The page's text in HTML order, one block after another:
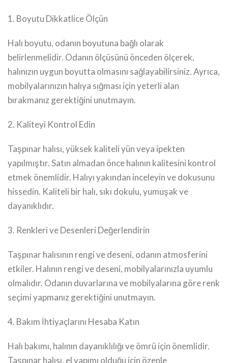
1. Boyutu Dikkatlice Ölçün
Halı boyutu, odanın boyutuna bağlı olarak
belirlenmelidir. Odanın ölçüsünü önceden ölçerek,
halınızın uygun boyutta olmasını sağlayabilirsiniz. Ayrıca,
mobilyalarınızın halıya sığması için yeterli alan
bırakmanız gerektiğini unutmayın.
2. Kaliteyi Kontrol Edin
Taşpınar halısı, yüksek kaliteli yün veya ipekten
yapılmıştır. Satın almadan önce halının kalitesini kontrol
etmek önemlidir. Halıyı yakından inceleyin ve dokusunu
hissedin. Kaliteli bir halı, sıkı dokulu, yumuşak ve
dayanıklıdır.
3. Renkleri ve Desenleri Değerlendirin
Taşpınar halısının rengi ve deseni, odanın atmosferini
etkiler. Halının rengi ve deseni, mobilyalarınızla uyumlu
olmalıdır. Odanın duvarlarına ve mobilyalarına göre renk
seçimi yapmanız gerektiğini unutmayın.
4. Bakım İhtiyaçlarını Hesaba Katın
Halı bakımı, halının dayanıklılığı ve ömrü için önemlidir.
Taşpınar halısı, el yapımı olduğu için özenle